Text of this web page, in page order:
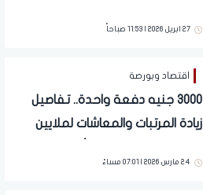
27 ابريل 2026 | 11:53 صباحاً
اقتصاد وبورصة
3000 جنيه دفعة واحدة.. تفاصيل
زيادة المرتبات والمعاشات لملايين
24 مارس 2026 | 07:01 مساءً